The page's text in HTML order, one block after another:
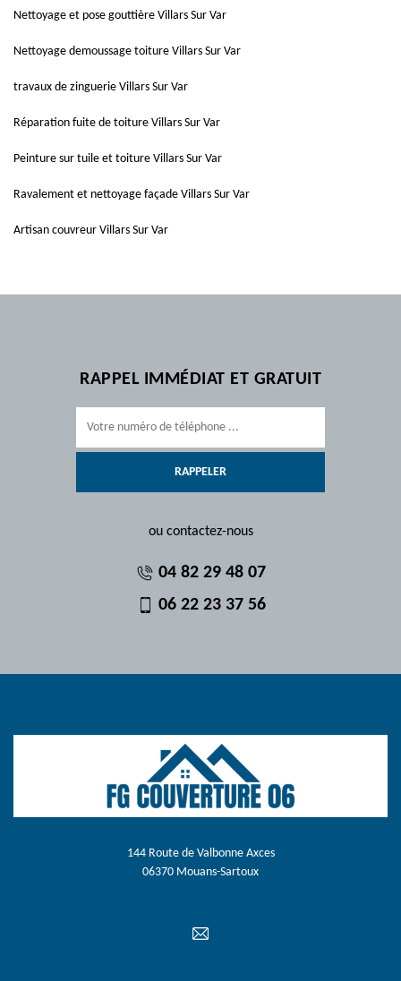
Nettoyage et pose gouttière Villars Sur Var
Nettoyage demoussage toiture Villars Sur Var
travaux de zinguerie Villars Sur Var
Réparation fuite de toiture Villars Sur Var
Peinture sur tuile et toiture Villars Sur Var
Ravalement et nettoyage façade Villars Sur Var
Artisan couvreur Villars Sur Var
RAPPEL IMMÉDIAT ET GRATUIT
ou contactez-nous
04 82 29 48 07
06 22 23 37 56
144 Route de Valbonne Axces
06370 Mouans-Sartoux